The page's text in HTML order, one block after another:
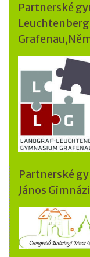
Partnerské
Partnerské
János